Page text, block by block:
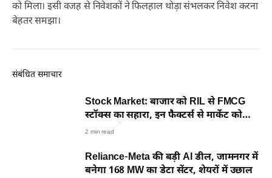
को मिला। इसी वजह से निवेशकों ने फिलहाल थोड़ा संभलकर निवेश करना
बेहतर समझा।
संबंधित समाचार
Stock Market: बाजार को RIL से FMCG
स्टॉक्स का सहारा, इन फैक्टर्स से मार्केट को
मिला सपोर्ट
2 min read
Reliance-Meta की बड़ी AI डील, जामनगर में
बनेगा 168 MW का डेटा सेंटर, शेयरों में उछाल